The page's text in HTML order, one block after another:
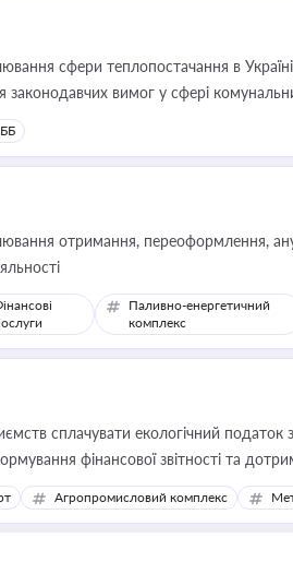
сфери теплопостачання в
вимог у сфері
отримання, переоформлення,
Паливно-енергетичний
комплекс
сплачувати екологічний податок
фінансової звітності та
Агропромисловий комплекс